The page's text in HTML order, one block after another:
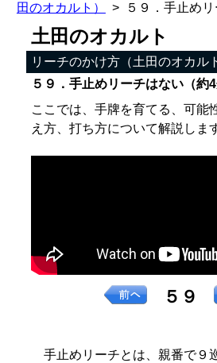
田のオカルト）
５９．手止め
土田のオカルト
リーチのかけ方（土田のオカル
５９．手止めリーチはない（約4
ここでは、手牌を育てる、可能
え方、打ち方について解説しま
５９
手止めリーチとは、親番で９